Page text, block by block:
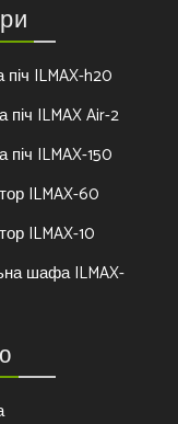
піч ILMAX-h20
піч ILMAX Air-2
піч ILMAX-150
ILMAX-60
ILMAX-10
шафа ILMAX-